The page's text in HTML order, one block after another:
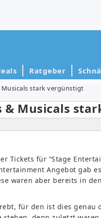
Ratgeber
stark vergünstigt
& Musicals
Tickets für “Stage
Angebot gab
waren aber bereits in
für den ist dies